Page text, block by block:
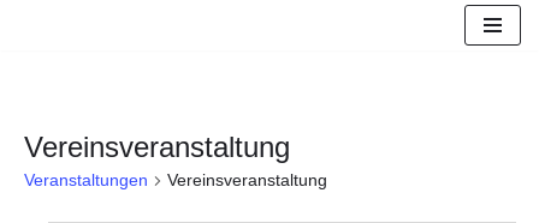
Vereinsveranstaltung
Veranstaltungen Vereinsveranstaltung